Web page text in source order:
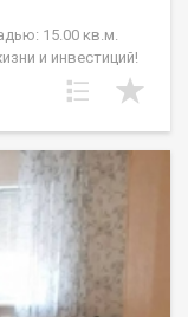
15.00 кв.м.
и инвестиций!
15м2. Вода
с.у . Идеальна,
в
колледжи,
и др. Удобная
и другой
шикарная, до
и организую
пожалуйста,